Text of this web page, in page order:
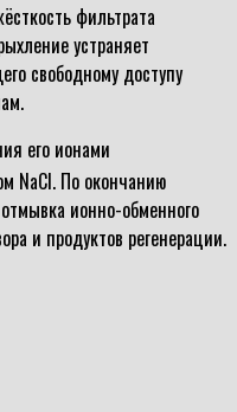
фильтрата
устраняет
свободному доступу
его ионами
NaCl. По окончанию
ионно-обменного
и продуктов регенерации.